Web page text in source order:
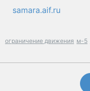
samara.aif.ru
ограничение движения м-5